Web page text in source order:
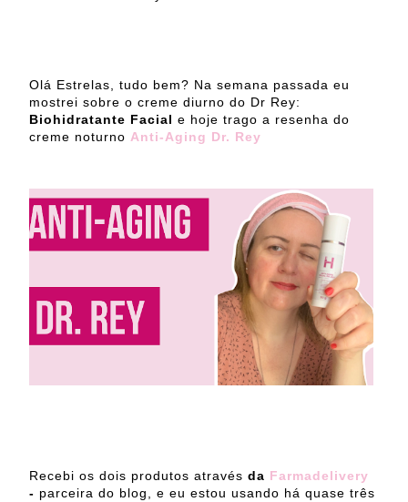
Olá Estrelas, tudo bem? Na semana passada eu
mostrei sobre o creme diurno do Dr Rey:
Biohidratante Facial e hoje trago a resenha do
creme noturno Anti-Aging Dr. Rey
Recebi os dois produtos através da Farmadelivery
- parceira do blog, e eu estou usando há quase três